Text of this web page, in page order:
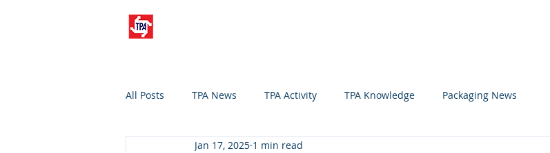
All Posts TPA News TPA Activity TPA Knowledge Packaging News
Jan 17, 2025 1 min read